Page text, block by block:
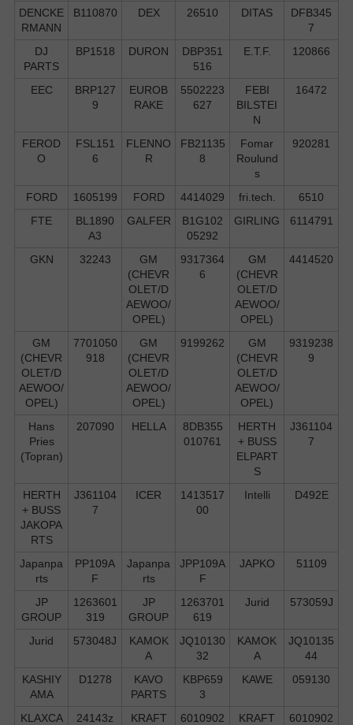
DENCKE
RMANN
B110870 DEX 26510 DITAS
DFB345
7
DJ
PARTS
BP1518 DURON
DBP351
516
E.T.F. 120866
EEC
BRP127
9
EUROB
RAKE
5502223
627
FEBI
BILSTEI
N
16472
FEROD
O
FSL151
6
FLENNO
R
FB21135
8
Fomar
Roulund
s
920281
FORD 1605199 FORD 4414029 fri.tech.
6510
FTE
BL1890
A3
GALFER
B1G102
05292
GIRLING 6114791
GKN 32243
GM
(CHEVR
OLET/D
AEWOO/
OPEL)
9317364
6
GM
(CHEVR
OLET/D
AEWOO/
OPEL)
4414520
GM
(CHEVR
OLET/D
AEWOO/
OPEL)
7701050
918
GM
(CHEVR
OLET/D
AEWOO/
OPEL)
9199262
GM
(CHEVR
OLET/D
AEWOO/
OPEL)
9319238
9
Hans
Pries
(Topran)
207090 HELLA
8DB355
010761
HERTH
+ BUSS
ELPART
S
J361104
7
HERTH
+ BUSS
JAKOPA
RTS
J361104
7
ICER
1413517
00
Intelli D492E
Japanpa
rts
PP109A
F
Japanpa
rts
JPP109A
F
JAPKO 51109
JP
GROUP
1263601
319
JP
GROUP
1263701
619
Jurid 573059J
Jurid 573048J
KAMOK
A
JQ10130
32
KAMOK
A
JQ10135
44
KASHIY
AMA
D1278
KAVO
PARTS
KBP659
3
KAWE 059130
KLAXCA
24143z KRAFT 6010902
KRAFT
6010902